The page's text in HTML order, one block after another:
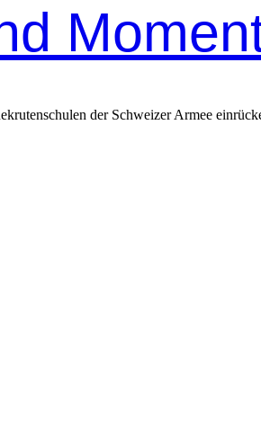
der Schweizer Armee